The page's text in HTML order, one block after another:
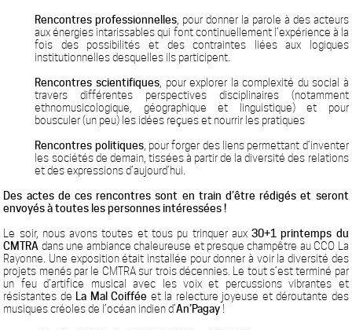
Rencontres professionnelles , pour donner la parole à des acteurs
aux énergies intarissables qui font continuellement l’expérience à la
fois des possibilités et des contraintes liées aux logiques
institutionnelles desquelles ils participent.
Rencontres scientifiques , pour explorer la complexité du social à
travers différentes perspectives disciplinaires (notamment
ethnomusicologique, géographique et linguistique) et pour
bousculer (un peu) les idées reçues et nourrir les pratiques
Rencontres politiques, pour forger des liens permettant d’inventer
les sociétés de demain, tissées à partir de la diversité des relations
et des expressions d’aujourd’hui.
Des actes de ces rencontres sont en train d’être rédigés et seront
envoyés à toutes les personnes intéressées !
Le soir, nous avons toutes et tous pu trinquer aux30+1 printemps du
CMTRA dans une ambiance chaleureuse et presque champêtre au CCO La
Rayonne. Une exposition était installée pour donner à voir la diversité des
projets menés par le CMTRA sur trois décennies. Le tout s’est terminé par
un feu d’artifice musical avec les voix et percussions vibrantes et
résistantes de
La Mal Coiffée et la relecture joyeuse et déroutante des
musiques créoles de l’océan indien d’An’Pagay !